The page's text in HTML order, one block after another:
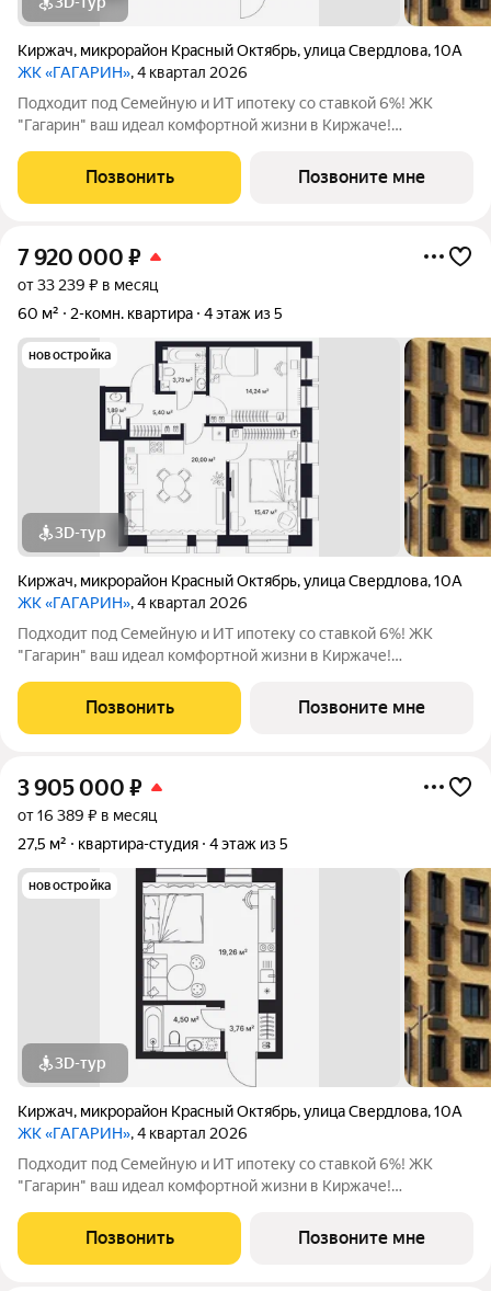
Киржач, микрорайон Красный Октябрь,улица Свердлова,10А
ЖК «ГАГАРИН», 4 квартал 2026
Подходит под Семейную и ИТ ипотеку со ставкой 6%! ЖК
"Гагарин" ваш идеал комфортной жизни в Киржаче!
класса "Комфорт+" сочетает современные технологии,
продуманную инфраструктуру и уютную
Позвонить Позвоните мне
7 920 000 ₽
от 33 239 ₽ в месяц
60 м²
2-комн. квартира 4 этаж из 5
новостройка
3D-тур
Киржач, микрорайон Красный Октябрь,улица Свердлова,10А
ЖК «ГАГАРИН», 4 квартал 2026
Подходит под Семейную и ИТ ипотеку со ставкой 6%! ЖК
"Гагарин" ваш идеал комфортной жизни в Киржаче!
класса "Комфорт+" сочетает современные технологии,
продуманную инфраструктуру и уютную
Позвонить Позвоните мне
3 905 000 ₽
от 16 389 ₽ в месяц
27,5 м²
квартира-студия 4 этаж из 5
новостройка
3D-тур
Киржач, микрорайон Красный Октябрь,улица Свердлова,10А
ЖК «ГАГАРИН», 4 квартал 2026
Подходит под Семейную и ИТ ипотеку со ставкой 6%! ЖК
"Гагарин" ваш идеал комфортной жизни в Киржаче!
класса "Комфорт+" сочетает современные технологии,
продуманную инфраструктуру и уютную
Позвонить Позвоните мне